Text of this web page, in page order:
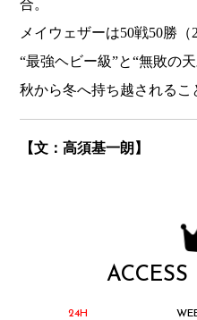
合。
メイウェザーは50戦50勝（
“最強ヘビー級”と“無敗の
秋から冬へ持ち越されるこ
【文：高須基一朗】
24H